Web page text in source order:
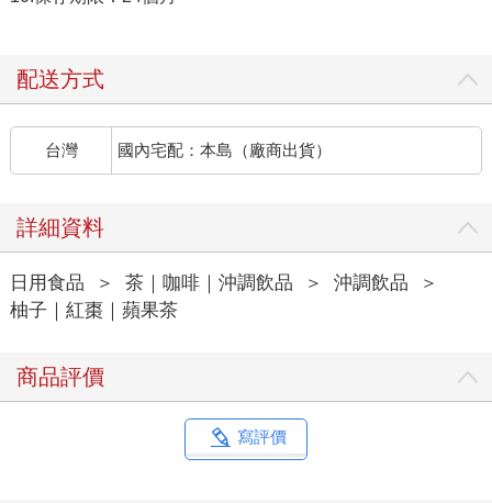
配送方式
台灣 國內宅配：本島（廠商出貨）
詳細資料
日用食品 ＞ 茶｜咖啡｜沖調飲品 ＞ 沖調飲品
＞
柚子｜紅棗｜蘋果茶
商品評價
寫評價